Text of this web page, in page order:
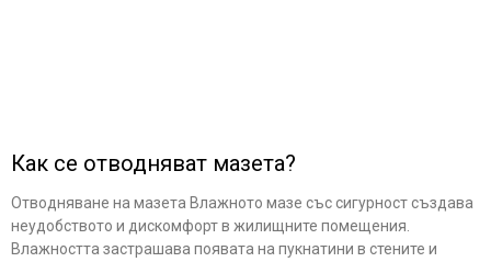
Как се отводняват мазета?
Отводняване на мазета Влажното мазе със сигурност създава
неудобството и дискомфорт в жилищните помещения.
Влажността застрашава появата на пукнатини в стените и